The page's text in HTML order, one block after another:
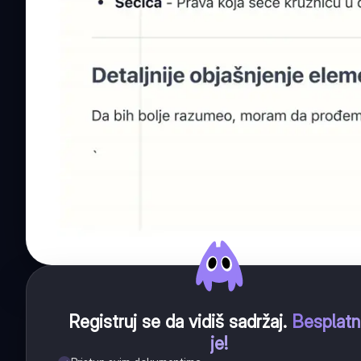
Registruj se da vidiš sadržaj.
je!